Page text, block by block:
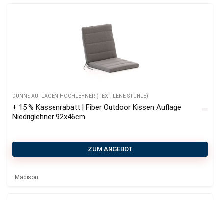
DÜNNE AUFLAGEN HOCHLEHNER (TEXTILENE STÜHLE)
+ 15 % Kassenrabatt | Fiber Outdoor Kissen Auflage
Niedriglehner 92x46cm
ZUM ANGEBOT
Madison